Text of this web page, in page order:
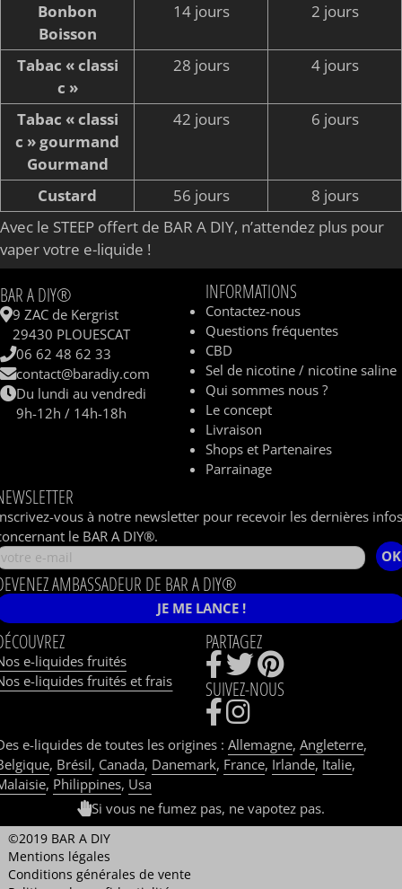
Bonbon
Boisson
14 jours 2 jours
Tabac « classi
c »
28 jours 4 jours
Tabac « classi
c » gourmand
Gourmand
42 jours 6 jours
Custard 56 jours
8 jours
Avec le STEEP offert de BAR A DIY, n’attendez plus pour
vaper votre e-liquide !
BAR A DIY®
9 ZAC de Kergrist
29430 PLOUESCAT
06 62 48 62 33
contact@baradiy.com
Du lundi au vendredi
9h-12h / 14h-18h
INFORMATIONS
Contactez-nous
Questions fréquentes
CBD
Sel de nicotine / nicotine saline
Qui sommes nous ?
Le concept
Livraison
Shops et Partenaires
Parrainage
vous à notre newsletter pour recevoir les dernières
le BAR A DIY®.
OK
AMBASSADEUR DE BAR A DIY®
JE ME LANCE !
e-liquides fruités
e-liquides fruités et frais
PARTAGEZ
SUIVEZ-NOUS
e-liquides de toutes les origines :Allemagne,Angleterre,
, Brésil, Canada, Danemark, France, Irlande, Italie,
, Philippines, Usa
Si vous ne fumez pas, ne vapotez pas.
©2019 BAR A DIY
Mentions légales
Conditions générales de vente